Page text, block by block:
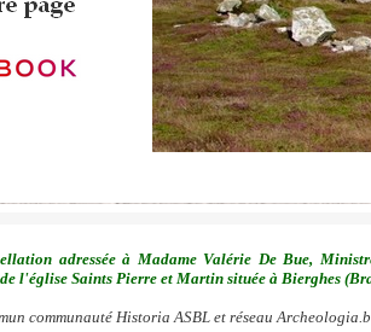
adressée à Madame Valérie De Bue,
l'église Saints Pierre et Martin située à Bierghes
communauté Historia ASBL et réseau